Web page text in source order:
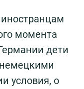
момента
дети
условия, о